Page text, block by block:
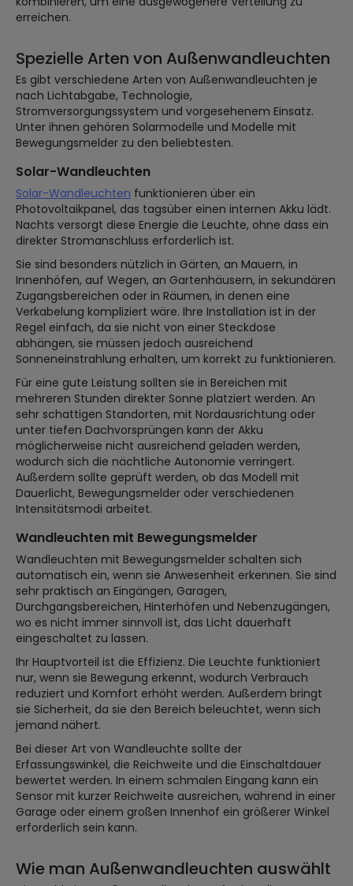
erreichen.
Spezielle Arten von Außenwandleuchten
Es gibt verschiedene Arten von Außenwandleuchten je
nach Lichtabgabe, Technologie,
Stromversorgungssystem und vorgesehenem Einsatz.
Unter ihnen gehören Solarmodelle und Modelle mit
Bewegungsmelder zu den beliebtesten.
Solar-Wandleuchten
Solar-Wandleuchten funktionieren über ein
Photovoltaikpanel, das tagsüber einen internen Akku lädt.
Nachts versorgt diese Energie die Leuchte, ohne dass ein
direkter Stromanschluss erforderlich ist.
Sie sind besonders nützlich in Gärten, an Mauern, in
Innenhöfen, auf Wegen, an Gartenhäusern, in sekundären
Zugangsbereichen oder in Räumen, in denen eine
Verkabelung kompliziert wäre. Ihre Installation ist in der
Regel einfach, da sie nicht von einer Steckdose
abhängen, sie müssen jedoch ausreichend
Sonneneinstrahlung erhalten, um korrekt zu funktionieren.
Für eine gute Leistung sollten sie in Bereichen mit
mehreren Stunden direkter Sonne platziert werden. An
sehr schattigen Standorten, mit Nordausrichtung oder
unter tiefen Dachvorsprüngen kann der Akku
möglicherweise nicht ausreichend geladen werden,
wodurch sich die nächtliche Autonomie verringert.
Außerdem sollte geprüft werden, ob das Modell mit
Dauerlicht, Bewegungsmelder oder verschiedenen
Intensitätsmodi arbeitet.
Wandleuchten mit Bewegungsmelder
Wandleuchten mit Bewegungsmelder schalten sich
automatisch ein, wenn sie Anwesenheit erkennen. Sie sind
sehr praktisch an Eingängen, Garagen,
Durchgangsbereichen, Hinterhöfen und Nebenzugängen,
wo es nicht immer sinnvoll ist, das Licht dauerhaft
eingeschaltet zu lassen.
Ihr Hauptvorteil ist die Effizienz. Die Leuchte funktioniert
nur, wenn sie Bewegung erkennt, wodurch Verbrauch
reduziert und Komfort erhöht werden. Außerdem bringt
sie Sicherheit, da sie den Bereich beleuchtet, wenn sich
jemand nähert.
Bei dieser Art von Wandleuchte sollte der
Erfassungswinkel, die Reichweite und die Einschaltdauer
bewertet werden. In einem schmalen Eingang kann ein
Sensor mit kurzer Reichweite ausreichen, während in einer
Garage oder einem großen Innenhof ein größerer Winkel
erforderlich sein kann.
Wie man Außenwandleuchten auswählt